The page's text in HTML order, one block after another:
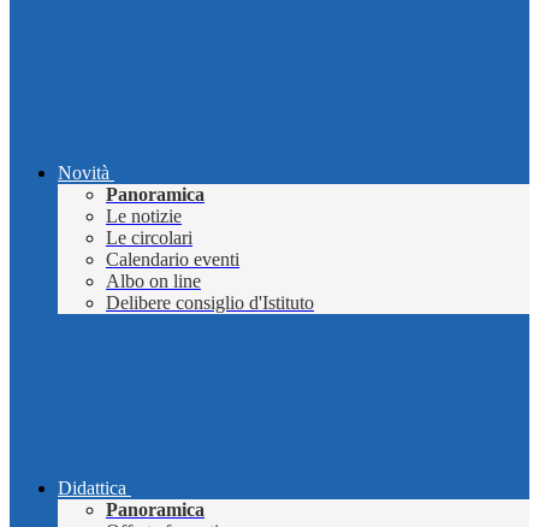
Novità
Panoramica
Le notizie
Le circolari
Calendario eventi
Albo on line
Delibere consiglio d'Istituto
Didattica
Panoramica